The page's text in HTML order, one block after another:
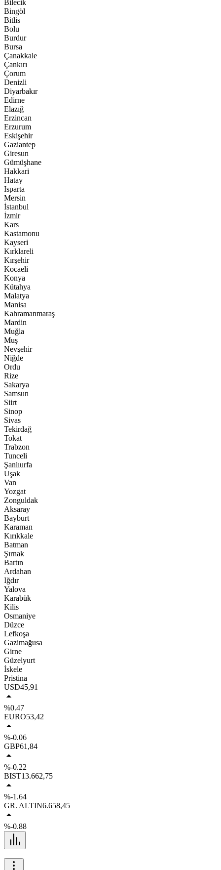
Bilecik
Bingöl
Bitlis
Bolu
Burdur
Bursa
Çanakkale
Çankırı
Çorum
Denizli
Diyarbakır
Edirne
Elazığ
Erzincan
Erzurum
Eskişehir
Gaziantep
Giresun
Gümüşhane
Hakkari
Hatay
Isparta
Mersin
İstanbul
İzmir
Kars
Kastamonu
Kayseri
Kırklareli
Kırşehir
Kocaeli
Konya
Kütahya
Malatya
Manisa
Kahramanmaraş
Mardin
Muğla
Muş
Nevşehir
Niğde
Ordu
Rize
Sakarya
Samsun
Siirt
Sinop
Sivas
Tekirdağ
Tokat
Trabzon
Tunceli
Şanlıurfa
Uşak
Van
Yozgat
Zonguldak
Aksaray
Bayburt
Karaman
Kırıkkale
Batman
Şırnak
Bartın
Ardahan
Iğdır
Yalova
Karabük
Kilis
Osmaniye
Düzce
Lefkoşa
Gazimağusa
Girne
Güzelyurt
İskele
Pristina
USD45,91
%0.47
EURO53,42
%-0.06
GBP61,84
%-0.22
BIST13.662,75
%-1.64
GR. ALTIN6.658,45
%-0.88